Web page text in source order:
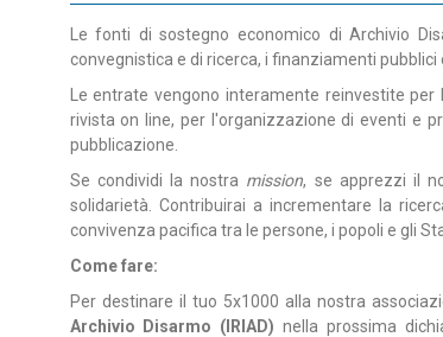
Le fonti di sostegno economico di Archivio
convegnistica e di ricerca, i finanziamenti pubblici
Le entrate vengono interamente reinvestite
rivista on line, per l'organizzazione di eventi e
pubblicazione.
Se condividi la nostra mission, se apprezzi il
solidarietà. Contribuirai a incrementare la
convivenza pacifica tra le persone, i popoli e gli
Come fare:
Per destinare il tuo 5x1000 alla nostra
Archivio Disarmo (IRIAD)nella prossima